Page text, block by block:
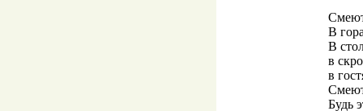
В
В
в
в
Будь